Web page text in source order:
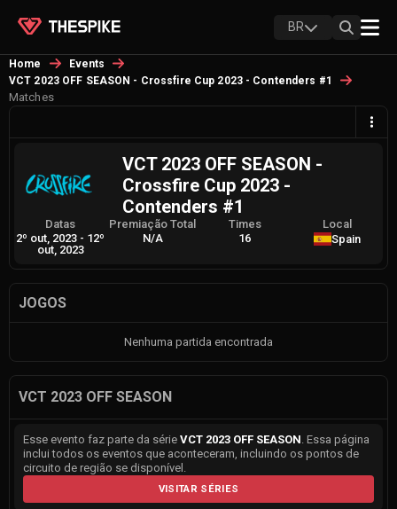
BR
Home
Events
VCT 2023 OFF SEASON - Crossfire Cup 2023 - Contenders #1
Matches
VCT 2023 OFF SEASON -
Crossfire Cup 2023 -
Contenders #1
Datas
2º out, 2023 - 12º
out, 2023
Premiação Total
N/A
Times
16
Local
Spain
JOGOS
Nenhuma partida encontrada
VCT 2023 OFF SEASON
Esse evento faz parte da série VCT 2023 OFF SEASON. Essa página
inclui todos os eventos que aconteceram, incluindo os pontos de
circuito de região se disponível.
VISITAR SÉRIES